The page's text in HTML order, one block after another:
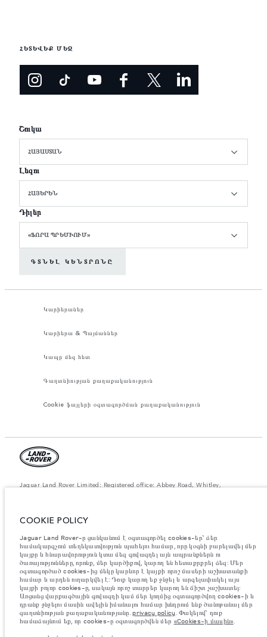
ՀԵՏԵՎԵՔ ՄԵԶ
Շուկա
ՀԱՅԱՍՏԱՆ
Լեզու
ՀԱՅԵՐԵՆ
Դիլեր
«ՖՈՐԱ ՊՐԵՄԻՈՒՄ»
ԳՏՆԵԼ ԿԵՆՏՐՈՆԸ
Կարիերաներ
Կարիերա & Պայմաններ
Կապը մեզ հետ
Գաղտնիության քաղաքականություն
Cookie ֆայլերի օգտագործման քաղաքականություն
Jaguar Land Rover Limited: Registered office: Abbey Road, Whitley,
The information, specification, prices and colours on this website may vary
contact your local dealer for local availability and prices.
Նշված կշիռներն արտացոլում են մեքենայի ստանդարտ բնութագրերը։
Աքսեսուարները և արտադրությունից հետո տեղադրված այլ պարագաներն
ազդում են օգտակար բեռով բեռնունակության վրա։ Համոզվե՛ք, որ
աքսեսուարներով, ուղևորներով, հեղուկով, վառելիքով և օգտակար բեռով
մեքենայի բեռնվածության ժամանակ մեքենայի համախառն քաշը և առանցքի
առավելագույն բեռնվածությունը չեն գերազանցվում։
Կարևոր գրառում պատկերների և տեխնիկական բնութագրերի
վերաբերյալ:Կիսահաղորդիչների համաշխարհային պակասը ներկայումս ազդում
է տրանսպորտային միջոցների տեխնիկական բնութագրերի, տարբերակների
COOKIE POLICY
Jaguar Land Rover-ը ցանկանում է օգտագործել cookies-եր՝ ձեր
համակարգչում տեղեկատվություն պահելու համար, որը կօգնի բարելավել մեր
կայքը և հնարավորություն կտա մեզ գովազդել այն ապրանքներն ու
ծառայությունները, որոնք, մեր կարծիքով, կարող են հետաքրքրել ձեզ: Մեր
օգտագործած cookies-ից մեկը կարևոր է կայքի որոշ մասերի աշխատանքի
համար և արդեն ուղարկվել է: Դուք կարող եք ջնջել և արգելափակել այս
կայքի բոլոր cookies-ը, սակայն որոշ տարրեր կարող են ճիշտ չաշխատել:
Առցանց վարքագծային գովազդի կամ մեր կողմից օգտագործվող cookies-ի և
դրանք ջնջելու մասին ավելին իմանալու համար խնդրում ենք ծանոթանալ մեր
գաղտնիության քաղաքականությանը.privacy policy. Փակելով՝ դուք
համաձայնում եք, որ cookies-ը օգտագործվեն մեր «Cookies-ի մասին».